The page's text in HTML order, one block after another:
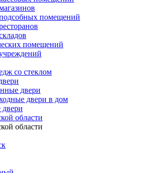
помещений
помещений
со стеклом
двери
двери в дом
области
области